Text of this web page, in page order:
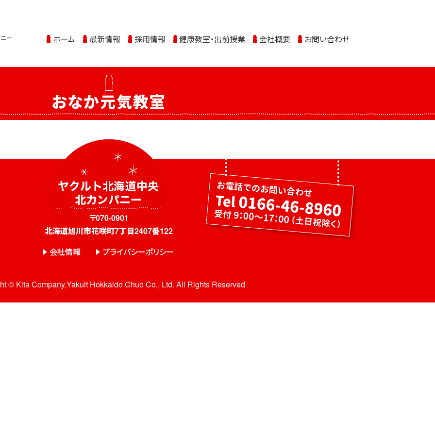
ホーム 最新情報 採用情報 健康教室・出前授業 会社概要 お問い合わせ
おなか元気教室
〒070-0901
北海道旭川市花咲町7丁目2407番122
会社情報
プライバシーポリシー
© Kita Company,Yakult Hokkaido Chuo Co., Ltd. All Rights Reserved